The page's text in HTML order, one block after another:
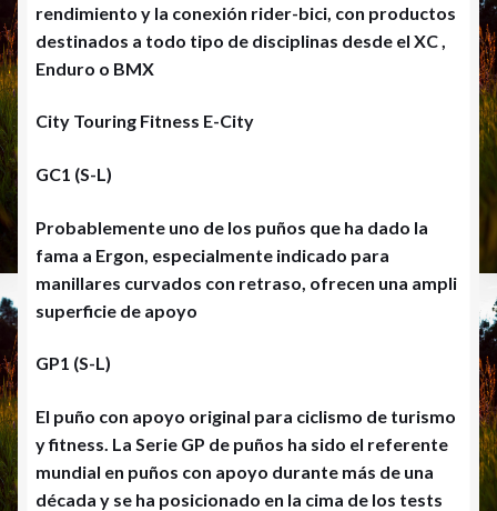
rendimiento y la conexión rider-bici, con productos
destinados a todo tipo de disciplinas desde el XC ,
Enduro o BMX
City Touring Fitness E-City
GC1 (S-L)
Probablemente uno de los puños que ha dado la
fama a Ergon, especialmente indicado para
manillares curvados con retraso, ofrecen una ampli
superficie de apoyo
GP1 (S-L)
El puño con apoyo original para ciclismo de turismo
y fitness. La Serie GP de puños ha sido el referente
mundial en puños con apoyo durante más de una
década y se ha posicionado en la cima de los tests